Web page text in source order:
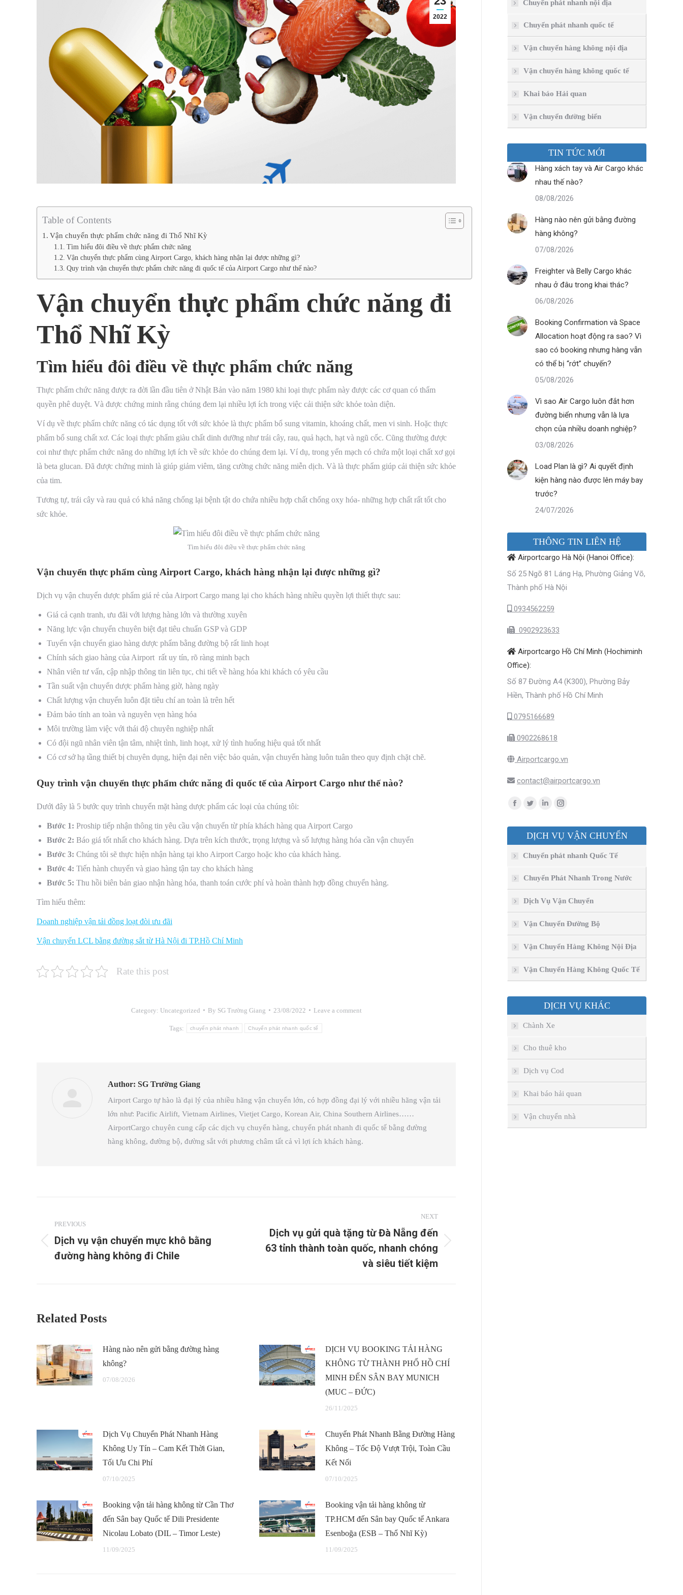
2022
Table of Contents
Vận chuyển thực phẩm chức năng đi Thổ Nhĩ Kỳ
Tìm hiểu đôi điều về thực phẩm chức năng
Vận chuyển thực phẩm cùng Airport Cargo, khách hàng nhận lại được những gì?
Quy trình vận chuyển thực phẩm chức năng đi quốc tế của Airport Cargo như thế nào?
Vận chuyển thực phẩm chức năng đi
Thổ Nhĩ Kỳ
Tìm hiểu đôi điều về thực phẩm chức năng
Thực phẩm chức năng được ra đời lần đầu tiên ở Nhật Bản vào năm 1980 khi loại thực phẩm này được các cơ quan có thẩm
quyền phê duyệt. Và được chứng minh rằng chúng đem lại nhiều lợi ích trong việc cải thiện sức khỏe toàn diện.
Ví dụ về thực phẩm chức năng có tác dụng tốt với sức khỏe là thực phẩm bổ sung vitamin, khoáng chất, men vi sinh. Hoặc thực
phẩm bổ sung chất xơ. Các loại thực phẩm giàu chất dinh dưỡng như trái cây, rau, quả hạch, hạt và ngũ cốc. Cũng thường được
coi như thực phẩm chức năng do những lợi ích về sức khỏe do chúng đem lại. Ví dụ, trong yến mạch có chứa một loại chất xơ gọi
là beta glucan. Đã được chứng minh là giúp giảm viêm, tăng cường chức năng miễn dịch. Và là thực phẩm giúp cải thiện sức khỏe
của tim.
Tương tự, trái cây và rau quả có khả năng chống lại bệnh tật do chứa nhiều hợp chất chống oxy hóa- những hợp chất rất tốt cho
sức khỏe.
Tìm hiểu đôi điều về thực phẩm chức năng
Vận chuyển thực phẩm cùng Airport Cargo, khách hàng nhận lại được những gì?
Dịch vụ vận chuyển dược phẩm giá rẻ của Airport Cargo mang lại cho khách hàng nhiều quyền lợi thiết thực sau:
Giá cả cạnh tranh, ưu đãi với lượng hàng lớn và thường xuyên
Năng lực vận chuyển chuyên biệt đạt tiêu chuẩn GSP và GDP
Tuyến vận chuyển giao hàng dược phẩm bằng đường bộ rất linh hoạt
Chính sách giao hàng của Airport rất uy tín, rõ ràng minh bạch
Nhân viên tư vấn, cập nhập thông tin liên tục, chi tiết về hàng hóa khi khách có yêu cầu
Tần suất vận chuyển dược phẩm hàng giờ, hàng ngày
Chất lượng vận chuyển luôn đặt tiêu chí an toàn là trên hết
Đảm bảo tính an toàn và nguyên vẹn hàng hóa
Môi trường làm việc với thái độ chuyên nghiệp nhất
Có đội ngũ nhân viên tận tâm, nhiệt tình, linh hoạt, xử lý tình huống hiệu quả tốt nhất
Có cơ sở hạ tầng thiết bị chuyên dụng, hiện đại nên việc bảo quản, vận chuyển hàng luôn tuân theo quy định chặt chẽ.
Quy trình vận chuyển thực phẩm chức năng đi quốc tế của Airport Cargo như thế nào?
Dưới đây là 5 bước quy trình chuyển mặt hàng dược phẩm các loại của chúng tôi:
Bước 1: Proship tiếp nhận thông tin yêu cầu vận chuyển từ phía khách hàng qua Airport Cargo
Bước 2: Báo giá tốt nhất cho khách hàng. Dựa trên kích thước, trọng lượng và số lượng hàng hóa cần vận chuyển
Bước 3: Chúng tôi sẽ thực hiện nhận hàng tại kho Airport Cargo hoặc kho của khách hàng.
Bước 4: Tiến hành chuyển và giao hàng tận tay cho khách hàng
Bước 5: Thu hồi biên bản giao nhận hàng hóa, thanh toán cước phí và hoàn thành hợp đồng chuyển hàng.
Tìm hiểu thêm:
Doanh nghiệp vận tải đồng loạt đòi ưu đãi
Vận chuyển LCL bằng đường sắt từ Hà Nội đi TP.Hồ Chí Minh
Rate this post
Category: Uncategorized By SG Trường Giang 23/08/2022 Leave a comment
Tags: chuyển phát nhanh Chuyển phát nhanh quốc tế
Author: SG Trường Giang
Airport Cargo tự hào là đại lý của nhiều hãng vận chuyển lớn, có hợp đồng đại lý với nhiều hãng vận tải
lớn như: Pacific Airlift, Vietnam Airlines, Vietjet Cargo, Korean Air, China Southern Airlines……
AirportCargo chuyên cung cấp các dịch vụ chuyển hàng, chuyển phát nhanh đi quốc tế bằng đường
hàng không, đường bộ, đường sắt với phương châm tất cả vì lợi ích khách hàng.
navigation
PREVIOUS
Previous
post:
Dịch vụ vận chuyển mực khô bằng
đường hàng không đi Chile
NEXT
Next
Dịch vụ gửi quà tặng từ Đà Nẵng đến
63 tỉnh thành toàn quốc, nhanh chóng
và siêu tiết kiệm
Related Posts
Hàng nào nên gửi bằng đường hàng
không?
07/08/2026
DỊCH VỤ BOOKING TẢI HÀNG
KHÔNG TỪ THÀNH PHỐ HỒ CHÍ
MINH ĐẾN SÂN BAY MUNICH
(MUC – ĐỨC)
26/11/2025
Dịch Vụ Chuyển Phát Nhanh Hàng
Không Uy Tín – Cam Kết Thời Gian,
Tối Ưu Chi Phí
07/10/2025
Chuyển Phát Nhanh Bằng Đường Hàng
Không – Tốc Độ Vượt Trội, Toàn Cầu
Kết Nối
07/10/2025
Booking vận tải hàng không từ Cần Thơ
đến Sân bay Quốc tế Dili Presidente
Nicolau Lobato (DIL – Timor Leste)
11/09/2025
Booking vận tải hàng không từ
TP.HCM đến Sân bay Quốc tế Ankara
Esenboğa (ESB – Thổ Nhĩ Kỳ)
11/09/2025
Chuyển phát nhanh nội địa
Chuyển phát nhanh quốc tế
Vận chuyển hàng không nội địa
Vận chuyển hàng không quốc tế
Khai báo Hải quan
Vận chuyển đường biển
TIN TỨC MỚI
Hàng xách tay và Air Cargo khác
nhau thế nào?
08/08/2026
Hàng nào nên gửi bằng đường
hàng không?
07/08/2026
Freighter và Belly Cargo khác
nhau ở đâu trong khai thác?
06/08/2026
Booking Confirmation và Space
Allocation hoạt động ra sao? Vì
sao có booking nhưng hàng vẫn
có thể bị “rớt” chuyến?
05/08/2026
Vì sao Air Cargo luôn đắt hơn
đường biển nhưng vẫn là lựa
chọn của nhiều doanh nghiệp?
03/08/2026
Load Plan là gì? Ai quyết định
kiện hàng nào được lên máy bay
trước?
24/07/2026
THÔNG TIN LIÊN HỆ
Airportcargo Hà Nội (Hanoi Office):
Số 25 Ngõ 81 Láng Hạ, Phường Giảng Võ,
Thành phố Hà Nội
0934562259
0902923633
Airportcargo Hồ Chí Minh (Hochiminh
Office):
Số 87 Đường A4 (K300), Phường Bảy
Hiền, Thành phố Hồ Chí Minh
0795166689
0902268618
Airportcargo.vn
contact@airportcargo.vn
Find us on:
Facebook
opens
window
Twitter
opens
new
window
Linkedin
opens
new
window
Instagram
opens
window
DỊCH VỤ VẬN CHUYỂN
Chuyển phát nhanh Quốc Tế
Chuyển Phát Nhanh Trong Nước
Dịch Vụ Vận Chuyển
Vận Chuyển Đường Bộ
Vận Chuyển Hàng Không Nội Địa
Vận Chuyển Hàng Không Quốc Tế
DỊCH VỤ KHÁC
Chành Xe
Cho thuê kho
Dịch vụ Cod
Khai báo hải quan
Vận chuyển nhà